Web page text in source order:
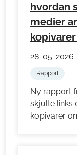
hvordan
medier
28-05-2026
Rapport
Ny rapport
skjulte links
kopivarer